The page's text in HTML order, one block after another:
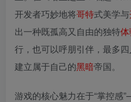
开发者巧妙地将哥特式美学与
出一种既孤高又自由的独特
行，也可以呼朋引伴，最多
建立属于自己的黑暗帝国。
游戏的核心魅力在于“掌控感